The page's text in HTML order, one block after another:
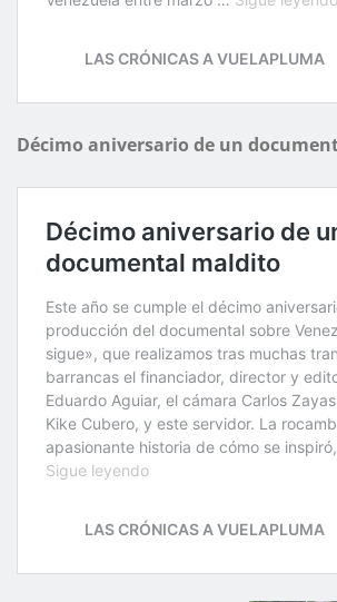
Décimo aniversario de un